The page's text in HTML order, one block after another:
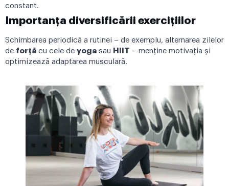
constant.
Importanța diversificării exercițiilor
Schimbarea periodică a rutinei – de exemplu, alternarea zilelor
de forță cu cele de yoga sau HIIT – menține motivația și
optimizează adaptarea musculară.